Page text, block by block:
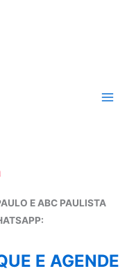
E ABC PAULISTA
E AGENDE